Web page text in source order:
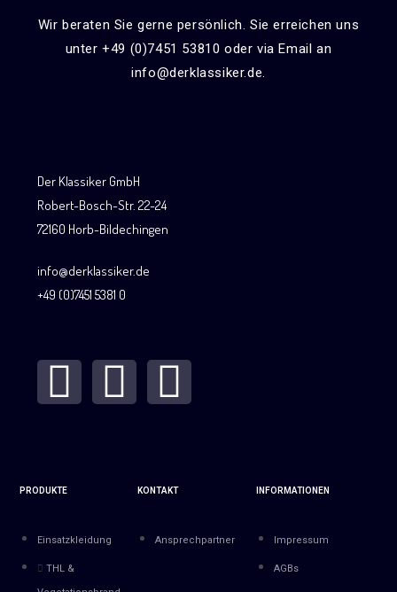
Wir beraten Sie gerne persönlich. Sie erreichen uns
unter +49 (0)7451 53810 oder via Email an
info@derklassiker.de.
Der Klassiker GmbH
Robert-Bosch-Str. 22-24
72160 Horb-Bildechingen
info@derklassiker.de
+49 (0)7451 5381 0
PRODUKTE
Einsatzkleidung
THL &
KONTAKT
Ansprechpartner
INFORMATIONEN
Impressum
AGBs